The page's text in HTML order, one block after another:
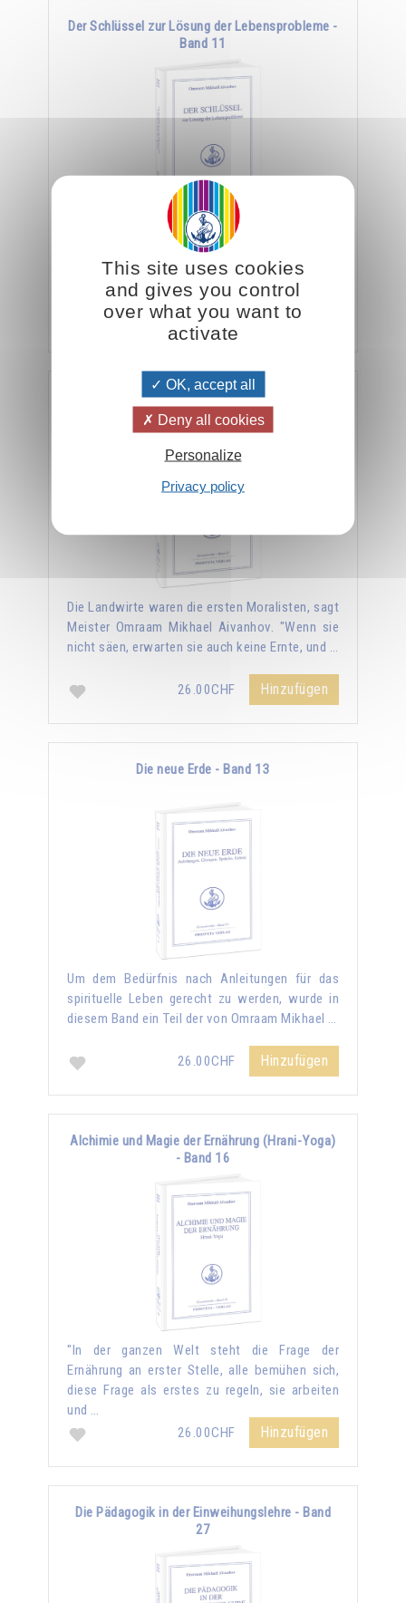
Der Schlüssel zur Lösung der Lebensprobleme -
Band 11
Viele Esoteriker sehen ihre Aufgabe darin, ihre
Schüler im Sinne einer rein intellektuellen
Verfeinerung religiöser und philosophischer …
26.00CHF Hinzufügen
Die Gesetze der kosmischen Moral - Band 12
Die Landwirte waren die ersten Moralisten, sagt
Meister Omraam Mikhael Aivanhov. "Wenn sie
nicht säen, erwarten sie auch keine Ernte, und …
26.00CHF Hinzufügen
Die neue Erde - Band 13
Um dem Bedürfnis nach Anleitungen für das
spirituelle Leben gerecht zu werden, wurde in
diesem Band ein Teil der von Omraam Mikhael …
26.00CHF Hinzufügen
Alchimie und Magie der Ernährung (Hrani-Yoga)
- Band 16
"In der ganzen Welt steht die Frage der
Ernährung an erster Stelle, alle bemühen sich,
diese Frage als erstes zu regeln, sie arbeiten
und …
26.00CHF
Hinzufügen
Die Pädagogik in der Einweihungslehre - Band
27
This site uses cookies
and gives you control
over what you want to
activate
OK, accept all
Deny all cookies
Personalize
Privacy policy